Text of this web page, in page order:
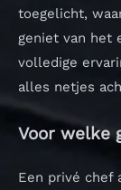
toegelicht,
geniet van het
volledige
alles netjes
Voor welke
Een privé chef